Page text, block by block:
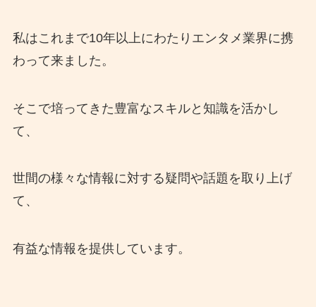
私はこれまで10年以上にわたりエンタメ業界に携
わって来ました。
そこで培ってきた豊富なスキルと知識を活かし
て、
世間の様々な情報に対する疑問や話題を取り上げ
て、
有益な情報を提供しています。